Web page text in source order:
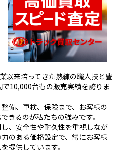
以来培ってきた熟練の職人技と豊
で10,000台もの販売実績を誇りま
備、車検、保険まで、お客様の
きるのが私たちの強みです。
、安全性や耐久性を重視しなが
のある価格設定で、常にお客様
提供しています。